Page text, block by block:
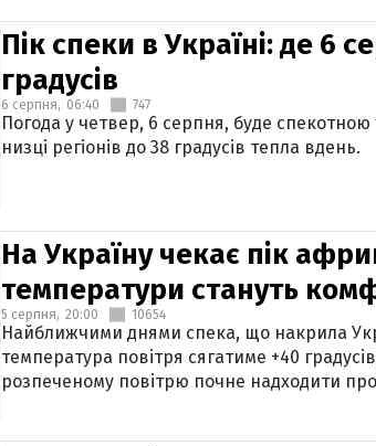
Пік спеки в Україні: де 6
градусів
6 серпня, 06:40 747
Погода у четвер, 6 серпня, буде
низці регіонів до 38 градусів тепла вдень.
На Україну чекає пік
температури стануть
5 серпня, 20:00 10654
Найближчими днями спека, що накрила
температура повітря сягатиме +40
розпеченому повітрю почне надходити